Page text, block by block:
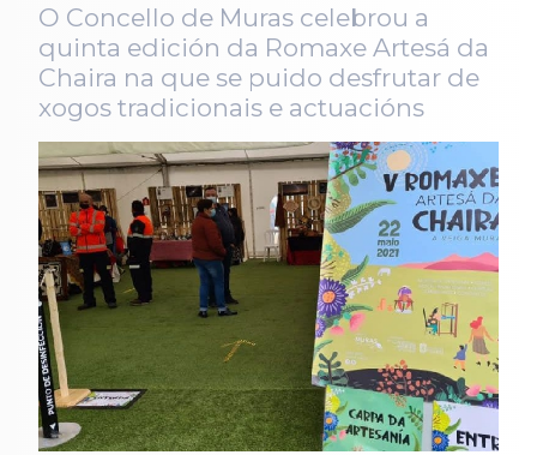
O Concello de Muras celebrou a
quinta edición da Romaxe Artesá da
Chaira na que se puido desfrutar de
xogos tradicionais e actuacións